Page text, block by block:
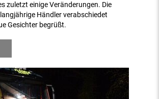
zuletzt einige Veränderungen. Die
Händler verabschiedet
Gesichter begrüßt.